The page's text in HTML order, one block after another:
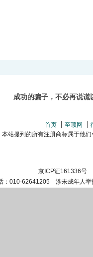
成功的骗子，不必再说
首页 至顶网
本站提到的所有注册商标属于他
京ICP证161336号
：010-62641205 涉未成年人